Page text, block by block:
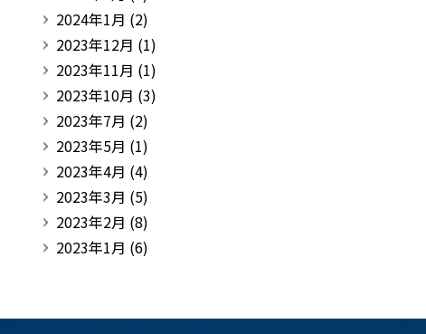
2024年1月 (2)
2023年12月 (1)
2023年11月 (1)
2023年10月 (3)
2023年7月 (2)
2023年5月 (1)
2023年4月 (4)
2023年3月 (5)
2023年2月 (8)
2023年1月 (6)